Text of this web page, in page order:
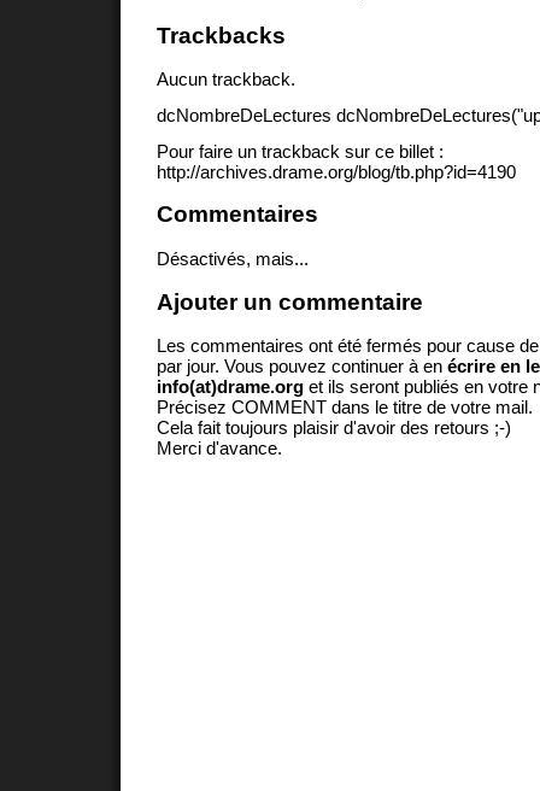
Trackbacks
Aucun trackback.
dcNombreDeLectures
Pour faire un trackback sur ce billet :
http://archives.drame.org/blog/tb.php?id=4190
Commentaires
Désactivés, mais...
Ajouter un commentaire
Les commentaires ont été fermés pour cause
par jour. Vous pouvez continuer à en écrire en
info(at)drame.org et ils seront publiés en votre
Précisez COMMENT dans le titre de votre mail.
Cela fait toujours plaisir d'avoir des retours ;-)
Merci d'avance.